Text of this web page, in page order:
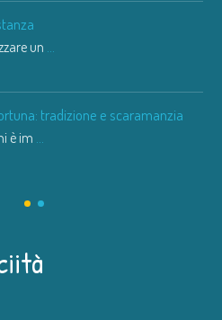
un ...
tradizione e scaramanzia
è im ...